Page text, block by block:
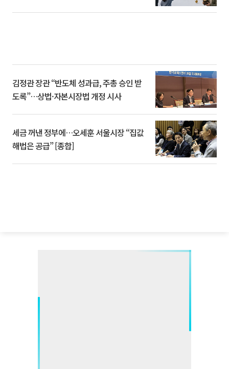
김정관 장관 “반도체 성과급, 주총 승인 받
도록”…상법·자본시장법 개정 시사
세금 꺼낸 정부에…오세훈 서울시장 “집값
해법은 공급” [종합]